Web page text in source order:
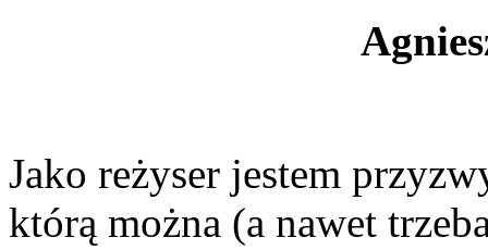
Jako reżyser jestem
którą można (a nawet